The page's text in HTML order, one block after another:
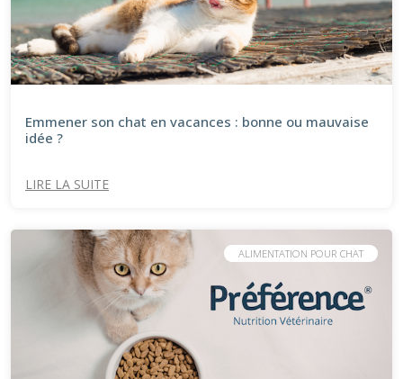
Emmener son chat en vacances : bonne ou mauvaise
idée ?
LIRE LA SUITE
ALIMENTATION POUR CHAT